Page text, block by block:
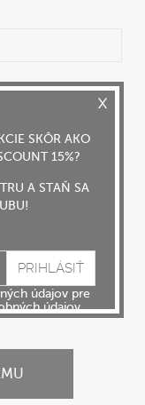
SKÔR AKO
15%?
A STAŇ SA
údajov pre
údajov